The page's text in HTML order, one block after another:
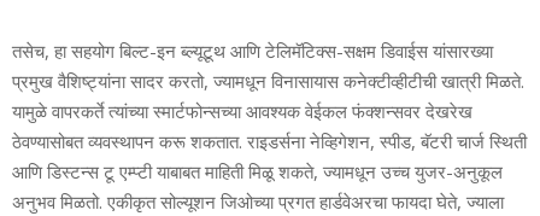
तसेच, हा सहयोग बिल्‍ट-इन ब्‍ल्‍यूटूथ आणि टेलिमॅटिक्‍स-सक्षम डिवाईस यांसारख्‍या
प्रमुख वैशिष्‍ट्यांना सादर करतो, ज्‍यामधून विनासायास कनेक्‍टीव्‍हीटीची खात्री मिळते.
यामुळे वापरकर्ते त्‍यांच्‍या स्‍मार्टफोन्‍सच्‍या आवश्‍यक वेईकल फंक्‍शन्‍सवर देखरेख
ठेवण्‍यासोबत व्‍यवस्‍थापन करू शकतात. राइडर्सना नेव्हिगेशन, स्‍पीड, बॅटरी चार्ज स्थिती
आणि डिस्‍टन्‍स टू एम्‍प्‍टी याबाबत माहिती मिळू शकते, ज्‍यामधून उच्‍च युजर-अनुकूल
अनुभव मिळतो. एकीकृत सोल्‍यूशन जिओच्‍या प्रगत हार्डवेअरचा फायदा घेते, ज्‍याला